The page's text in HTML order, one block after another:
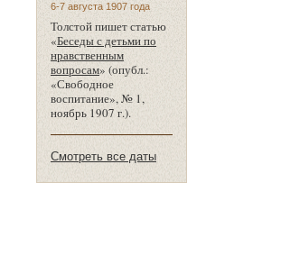
6-7 августа 1907 года
Толстой пишет статью
«Беседы с детьми по
нравственным
вопросам» (опубл.:
«Свободное
воспитание», № 1,
ноябрь 1907 г.).
Смотреть все даты